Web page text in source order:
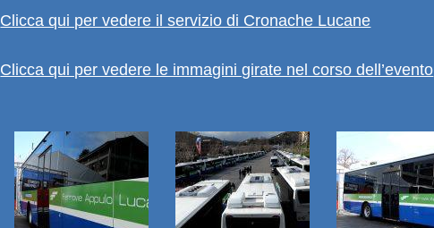
Clicca qui per vedere il servizio di Cronache Lucane
Clicca qui per vedere le immagini girate nel corso dell’evento